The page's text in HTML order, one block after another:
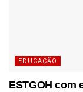
EDUCAÇÃO
ESTGOH com